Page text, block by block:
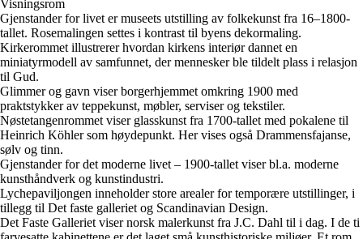
Visningsrom
Gjenstander for livet er museets utstilling av folkekunst fra 16–1800-
tallet. Rosemalingen settes i kontrast til byens dekormaling.
Kirkerommet illustrerer hvordan kirkens interiør dannet en
miniatyrmodell av samfunnet, der mennesker ble tildelt plass i relasjon
til Gud.
Glimmer og gavn viser borgerhjemmet omkring 1900 med
praktstykker av teppekunst, møbler, serviser og tekstiler.
Nøstetangenrommet viser glasskunst fra 1700-tallet med pokalene til
Heinrich Köhler som høydepunkt. Her vises også Drammensfajanse,
sølv og tinn.
Gjenstander for det moderne livet – 1900-tallet viser bl.a. moderne
kunsthåndverk og kunstindustri.
Lychepaviljongen inneholder store arealer for temporære utstillinger, i
tillegg til Det faste galleriet og Scandinavian Design.
Det Faste Galleriet viser norsk malerkunst fra J.C. Dahl til i dag. I de ti